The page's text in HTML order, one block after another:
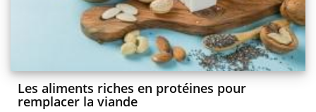
Les aliments riches en protéines pour
remplacer la viande